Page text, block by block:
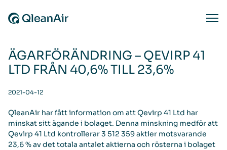
ÄGARFÖRÄNDRING – QEVIRP 41
LTD FRÅN 40,6% TILL 23,6%
2021-04-12
QleanAir har fått information om att Qevirp 41 Ltd har
minskat sitt ägande i bolaget. Denna minskning medför att
Qevirp 41 Ltd kontrollerar 3 512 359 aktier motsvarande
23,6 % av det totala antalet aktierna och rösterna i bolaget